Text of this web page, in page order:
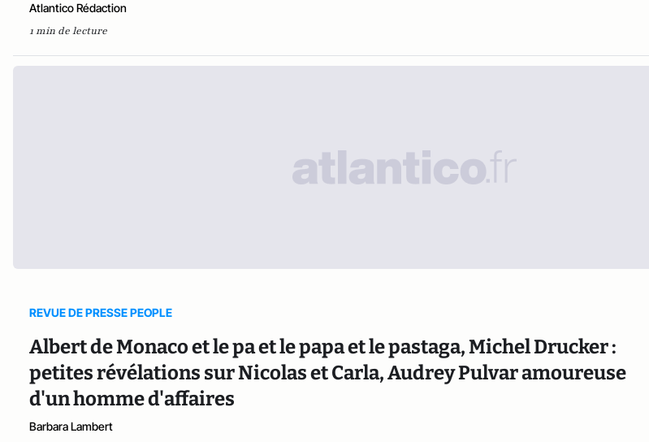
Atlantico Rédaction
1 min de lecture
REVUE DE PRESSE PEOPLE
Albert de Monaco et le pa et le papa et le pastaga, Michel Drucker :
petites révélations sur Nicolas et Carla, Audrey Pulvar amoureuse
d'un homme d'affaires
Barbara Lambert